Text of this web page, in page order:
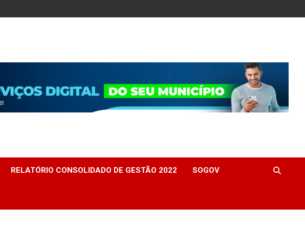
RELATÓRIO CONSOLIDADO DE GESTÃO 2022 SOGOV